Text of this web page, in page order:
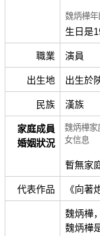
魏炳樺年
生日是
職業 演員
出生地 出生於
民族 漢族
家庭成員
婚姻狀況
魏炳樺家
女信息
暫無家
代表作品 《向著
魏炳樺
魏炳樺